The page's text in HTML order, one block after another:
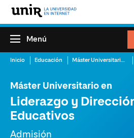
Menú
Inicio Educación Máster Universitario en Liderazgo y Dirección de Centros Educativos
Máster Universitario en
Liderazgo y
Educativos
Admisión